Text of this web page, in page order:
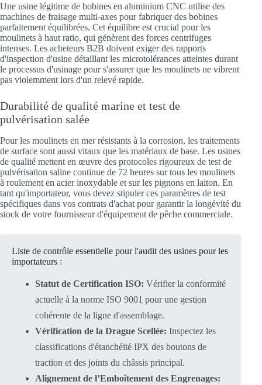
Une usine légitime de bobines en aluminium CNC utilise des
machines de fraisage multi-axes pour fabriquer des bobines
parfaitement équilibrées. Cet équilibre est crucial pour les
moulinets à haut ratio, qui génèrent des forces centrifuges
intenses. Les acheteurs B2B doivent exiger des rapports
d'inspection d'usine détaillant les microtolérances atteintes durant
le processus d'usinage pour s'assurer que les moulinets ne vibrent
pas violemment lors d'un relevé rapide.
Durabilité de qualité marine et test de
pulvérisation salée
Pour les moulinets en mer résistants à la corrosion, les traitements
de surface sont aussi vitaux que les matériaux de base. Les usines
de qualité mettent en œuvre des protocoles rigoureux de test de
pulvérisation saline continue de 72 heures sur tous les moulinets
à roulement en acier inoxydable et sur les pignons en laiton. En
tant qu'importateur, vous devez stipuler ces paramètres de test
spécifiques dans vos contrats d'achat pour garantir la longévité du
stock de votre fournisseur d'équipement de pêche commerciale.
Liste de contrôle essentielle pour l'audit des usines pour les
importateurs :
Statut de Certification ISO: Vérifier la conformité
actuelle à la norme ISO 9001 pour une gestion
cohérente de la ligne d'assemblage.
Vérification de la Drague Scellée: Inspectez les
classifications d'étanchéité IPX des boutons de
traction et des joints du châssis principal.
Alignement de l’Emboîtement des Engrenages: